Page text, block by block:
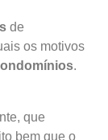
de
os motivos
.
que
bem que o